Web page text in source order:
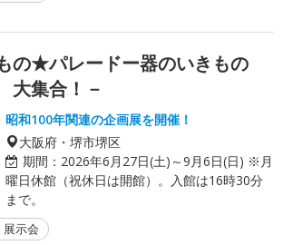
の★パレードー器のいきもの
集合！－
昭和100年関連の企画展を開催！
大阪府・堺市堺区
期間： 2026年6月27日(土)～9月6日(日) ※月
曜日休館（祝休日は開館）。入館は16時30分
まで。
示会